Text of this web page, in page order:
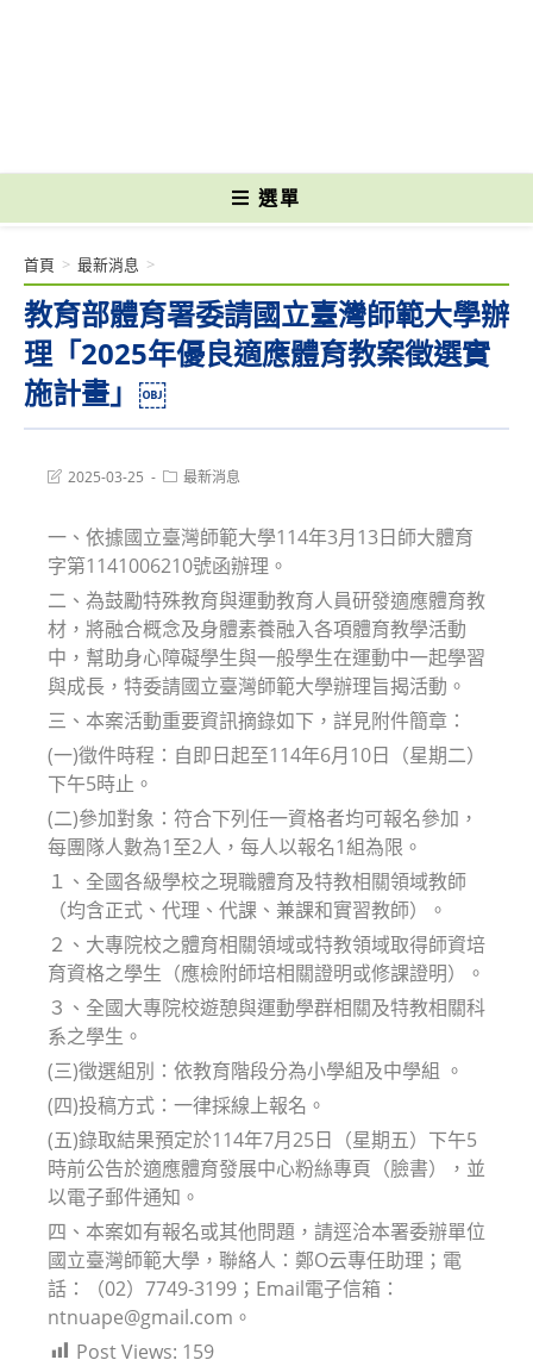
選單
教育部體育署委請國立臺灣師範大學辦
理「2025年優良適應體育教案徵選實
施計畫」￼
首頁 > 最新消息 >
Post2025-03-25
Post最新消息
一、依據國立臺灣師範大學114年3月13日師大體育
字第1141006210號函辦理。
二、為鼓勵特殊教育與運動教育人員研發適應體育教
材，將融合概念及身體素養融入各項體育教學活動
中，幫助身心障礙學生與一般學生在運動中一起學習
與成長，特委請國立臺灣師範大學辦理旨揭活動。
三、本案活動重要資訊摘錄如下，詳見附件簡章：
(一)徵件時程：自即日起至114年6月10日（星期二）
下午5時止。
(二)參加對象：符合下列任一資格者均可報名參加，
每團隊人數為1至2人，每人以報名1組為限。
１、全國各級學校之現職體育及特教相關領域教師
（均含正式、代理、代課、兼課和實習教師）。
２、大專院校之體育相關領域或特教領域取得師資培
育資格之學生（應檢附師培相關證明或修課證明）。
３、全國大專院校遊憩與運動學群相關及特教相關科
系之學生。
(三)徵選組別：依教育階段分為小學組及中學組 。
(四)投稿方式：一律採線上報名。
(五)錄取結果預定於114年7月25日（星期五）下午5
時前公告於適應體育發展中心粉絲專頁（臉書），並
以電子郵件通知。
四、本案如有報名或其他問題，請逕洽本署委辦單位
國立臺灣師範大學，聯絡人：鄭O云專任助理；電
話：（02）7749-3199；Email電子信箱：
ntnuape@gmail.com。
Post Views: 159